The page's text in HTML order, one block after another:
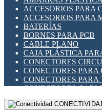
INDICADORES PARA
INTERFACES DE
INTERRUPTORES
LLAVES
MEDIDORES DE
MOTORES PASO A
PANTALLAS HMI
PLC -
PROGRAMADORES
RELÉS DE
SENSORES
ACCESORIOS PARA
ACCESORIOS PARA
BATERÍAS
BORNES PARA PCB
CABLE PLANO
CAJA PLÁSTICA
CONECTORES
CONECTORES PARA
CONECTORES
CONECTORES
CONECTORES PCB A
DIP SWITCHES